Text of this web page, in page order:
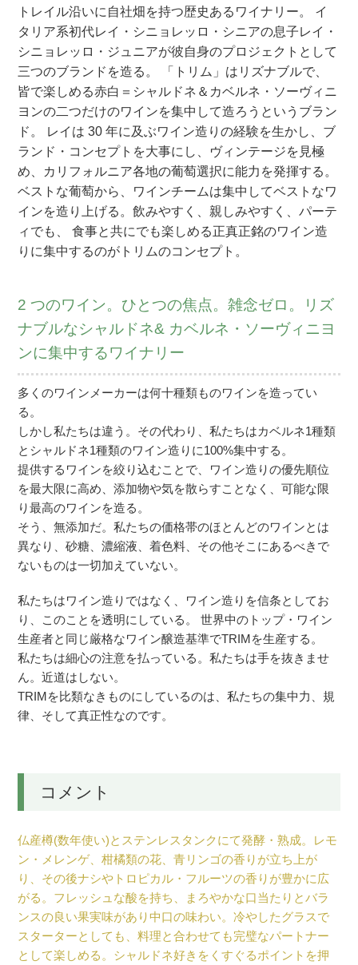
トレイル沿いに自社畑を持つ歴史あるワイナリー。 イ
タリア系初代レイ・シニョレッロ・シニアの息子レイ・
シニョレッロ・ジュニアが彼自身のプロジェクトとして
三つのブランドを造る。 「トリム」はリズナブルで、
皆で楽しめる赤白＝シャルドネ＆カベルネ・ソーヴィニ
ヨンの二つだけのワインを集中して造ろうというブラン
ド。 レイは 30 年に及ぶワイン造りの経験を生かし、ブ
ランド・コンセプトを大事にし、ヴィンテージを見極
め、カリフォルニア各地の葡萄選択に能力を発揮する。
ベストな葡萄から、ワインチームは集中してベストなワ
インを造り上げる。飲みやすく、親しみやすく、パーテ
ィでも、 食事と共にでも楽しめる正真正銘のワイン造
りに集中するのがトリムのコンセプト。
2 つのワイン。ひとつの焦点。雑念ゼロ。リズ
ナブルなシャルドネ& カベルネ・ソーヴィニヨ
ンに集中するワイナリー
多くのワインメーカーは何十種類ものワインを造ってい
る。
しかし私たちは違う。その代わり、私たちはカベルネ1種類
とシャルドネ1種類のワイン造りに100%集中する。
提供するワインを絞り込むことで、ワイン造りの優先順位
を最大限に高め、添加物や気を散らすことなく、可能な限
り最高のワインを造る。
そう、無添加だ。私たちの価格帯のほとんどのワインとは
異なり、砂糖、濃縮液、着色料、その他そこにあるべきで
ないものは一切加えていない。
私たちはワイン造りではなく、ワイン造りを信条としてお
り、このことを透明にしている。 世界中のトップ・ワイン
生産者と同じ厳格なワイン醸造基準でTRIMを生産する。
私たちは細心の注意を払っている。私たちは手を抜きませ
ん。近道はしない。
TRIMを比類なきものにしているのは、私たちの集中力、規
律、そして真正性なのです。
コメント
仏産樽(数年使い)とステンレスタンクにて発酵・熟成。レモ
ン・メレンゲ、柑橘類の花、青リンゴの香りが立ち上が
り、その後ナシやトロピカル・フルーツの香りが豊かに広
がる。フレッシュな酸を持ち、まろやかな口当たりとバラ
ンスの良い果実味があり中口の味わい。冷やしたグラスで
スターターとしても、料理と合わせても完璧なパートナー
として楽しめる。シャルドネ好きをくすぐるポイントを押